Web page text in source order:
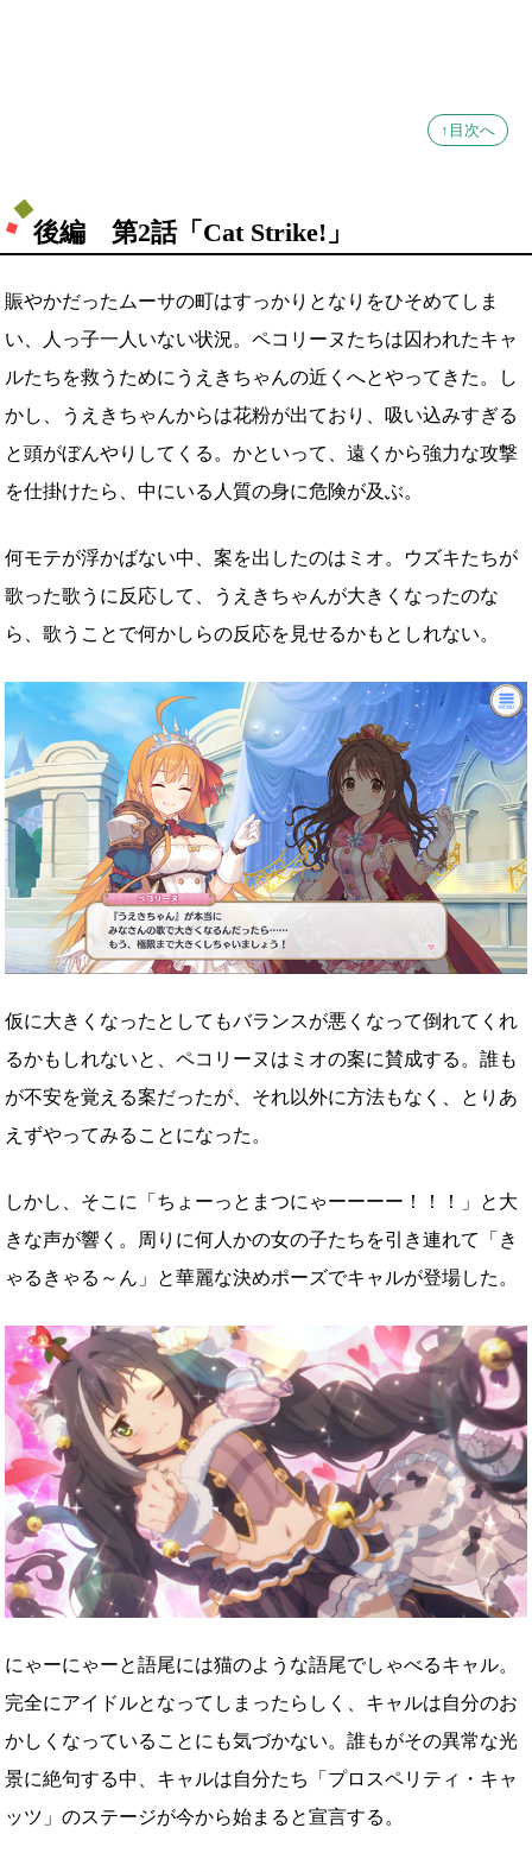
↑目次へ
後編 第2話「Cat Strike!」
賑やかだったムーサの町はすっかりとなりをひそめてしま
い、人っ子一人いない状況。ペコリーヌたちは囚われたキャ
ルたちを救うためにうえきちゃんの近くへとやってきた。し
かし、うえきちゃんからは花粉が出ており、吸い込みすぎる
と頭がぼんやりしてくる。かといって、遠くから強力な攻撃
を仕掛けたら、中にいる人質の身に危険が及ぶ。
何モテが浮かばない中、案を出したのはミオ。ウズキたちが
歌った歌うに反応して、うえきちゃんが大きくなったのな
ら、歌うことで何かしらの反応を見せるかもとしれない。
仮に大きくなったとしてもバランスが悪くなって倒れてくれ
るかもしれないと、ペコリーヌはミオの案に賛成する。誰も
が不安を覚える案だったが、それ以外に方法もなく、とりあ
えずやってみることになった。
しかし、そこに「ちょーっとまつにゃーーーー！！！」と大
きな声が響く。周りに何人かの女の子たちを引き連れて「き
ゃるきゃる～ん」と華麗な決めポーズでキャルが登場した。
にゃーにゃーと語尾には猫のような語尾でしゃべるキャル。
完全にアイドルとなってしまったらしく、キャルは自分のお
かしくなっていることにも気づかない。誰もがその異常な光
景に絶句する中、キャルは自分たち「プロスペリティ・キャ
ッツ」のステージが今から始まると宣言する。